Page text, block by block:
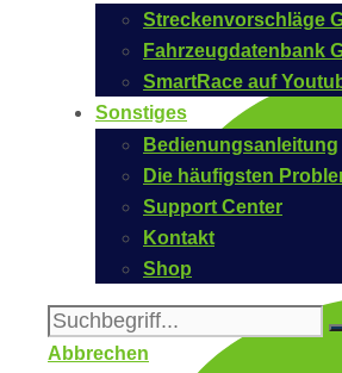
Streckenvorschläge
Fahrzeugdatenbank
SmartRace auf
Sonstiges
Bedienungsanleitung
Die häufigsten
Support Center
Kontakt
Shop
Abbrechen